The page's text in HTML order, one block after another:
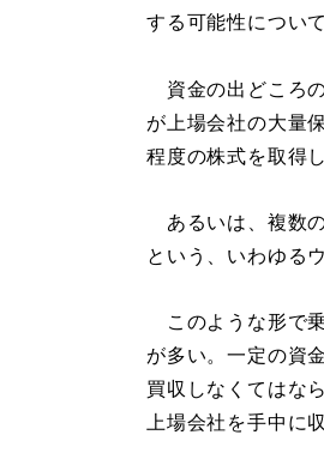
する可能性につい
資金の出どころ
が上場会社の大量
程度の株式を取得
あるいは、複数
という、いわゆる
このような形で
が多い。一定の資
買収しなくてはな
上場会社を手中に